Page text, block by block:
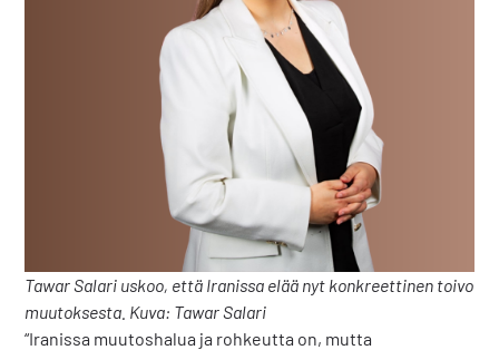
Tawar Salari uskoo, että Iranissa elää nyt konkreettinen toivo
muutoksesta. Kuva: Tawar Salari
“Iranissa muutoshalua ja rohkeutta on, mutta